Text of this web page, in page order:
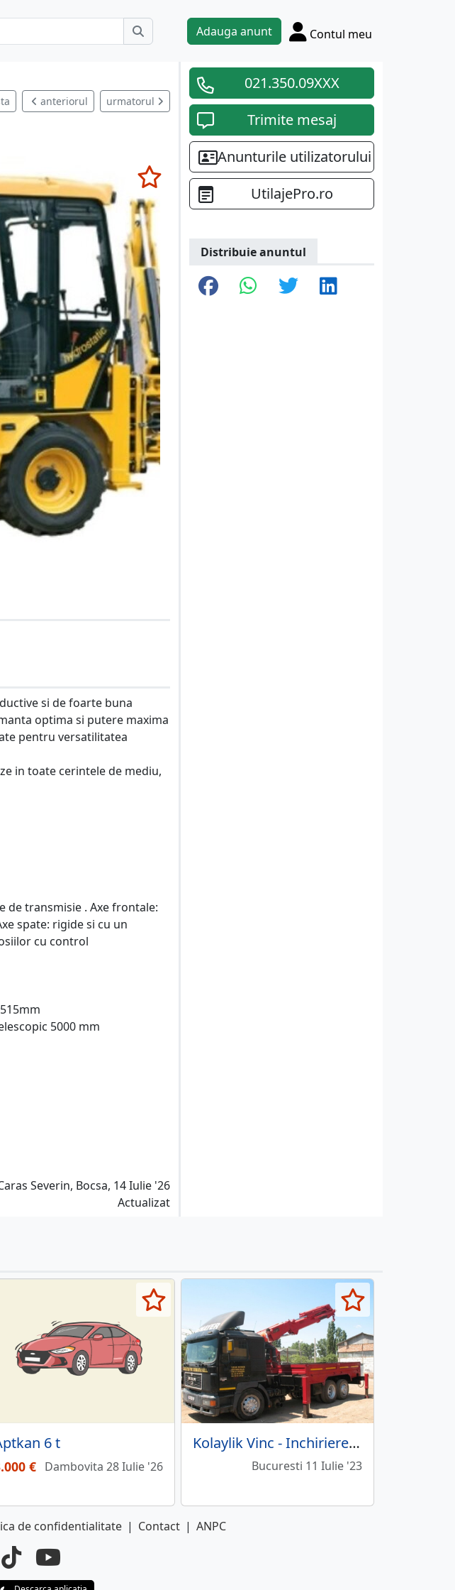
Adauga anunt Contul meu
anteriorul urmatorul
si de foarte buna
optima si putere maxima
pentru versatilitatea
in toate cerintele de mediu,
de transmisie . Axe frontale:
spate: rigide si cu un
cu control
5000 mm
Severin, Bocsa, 14 Iulie '26
Actualizat
021.350.09XXX
Trimite mesaj
Anunturile utilizatorului
UtilajePro.ro
Distribuie anuntul
6 t
€ Dambovita 28 Iulie '26
Kolaylik Vinc - Inchiriere de macarale mobile
Bucuresti 11 Iulie '23
de confidentialitate | Contact | ANPC